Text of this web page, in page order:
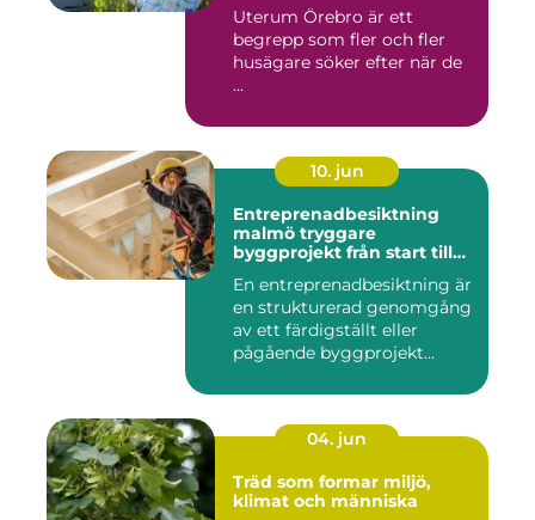
Uterum Örebro är ett
begrepp som fler och fler
husägare söker efter när de
...
10. jun
Entreprenadbesiktning
malmö tryggare
byggprojekt från start till
En entreprenadbesiktning är
en strukturerad genomgång
av ett färdigställt eller
pågående byggprojekt...
04. jun
Träd som formar miljö,
klimat och människa